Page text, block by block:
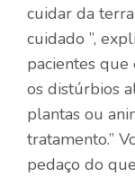
cuidar da
cuidado ”,
pacientes
os distúrbios
plantas ou
tratamento.”
pedaço do